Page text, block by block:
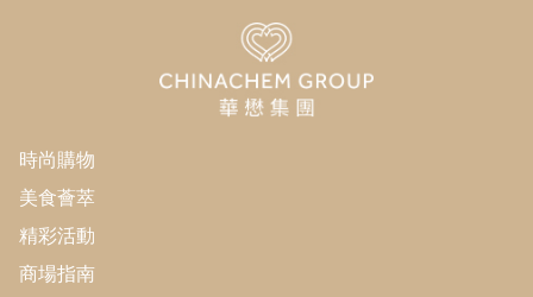
時尚購物
美食薈萃
精彩活動
商場指南